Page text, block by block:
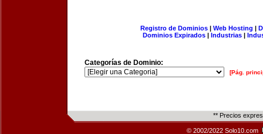
Registro de Dominios| Web Hosting |
Dominios Expirados | Industrias |
Categorías de Dominio:
[Pág.
** Precios
© 2002/2022 Solo10.com